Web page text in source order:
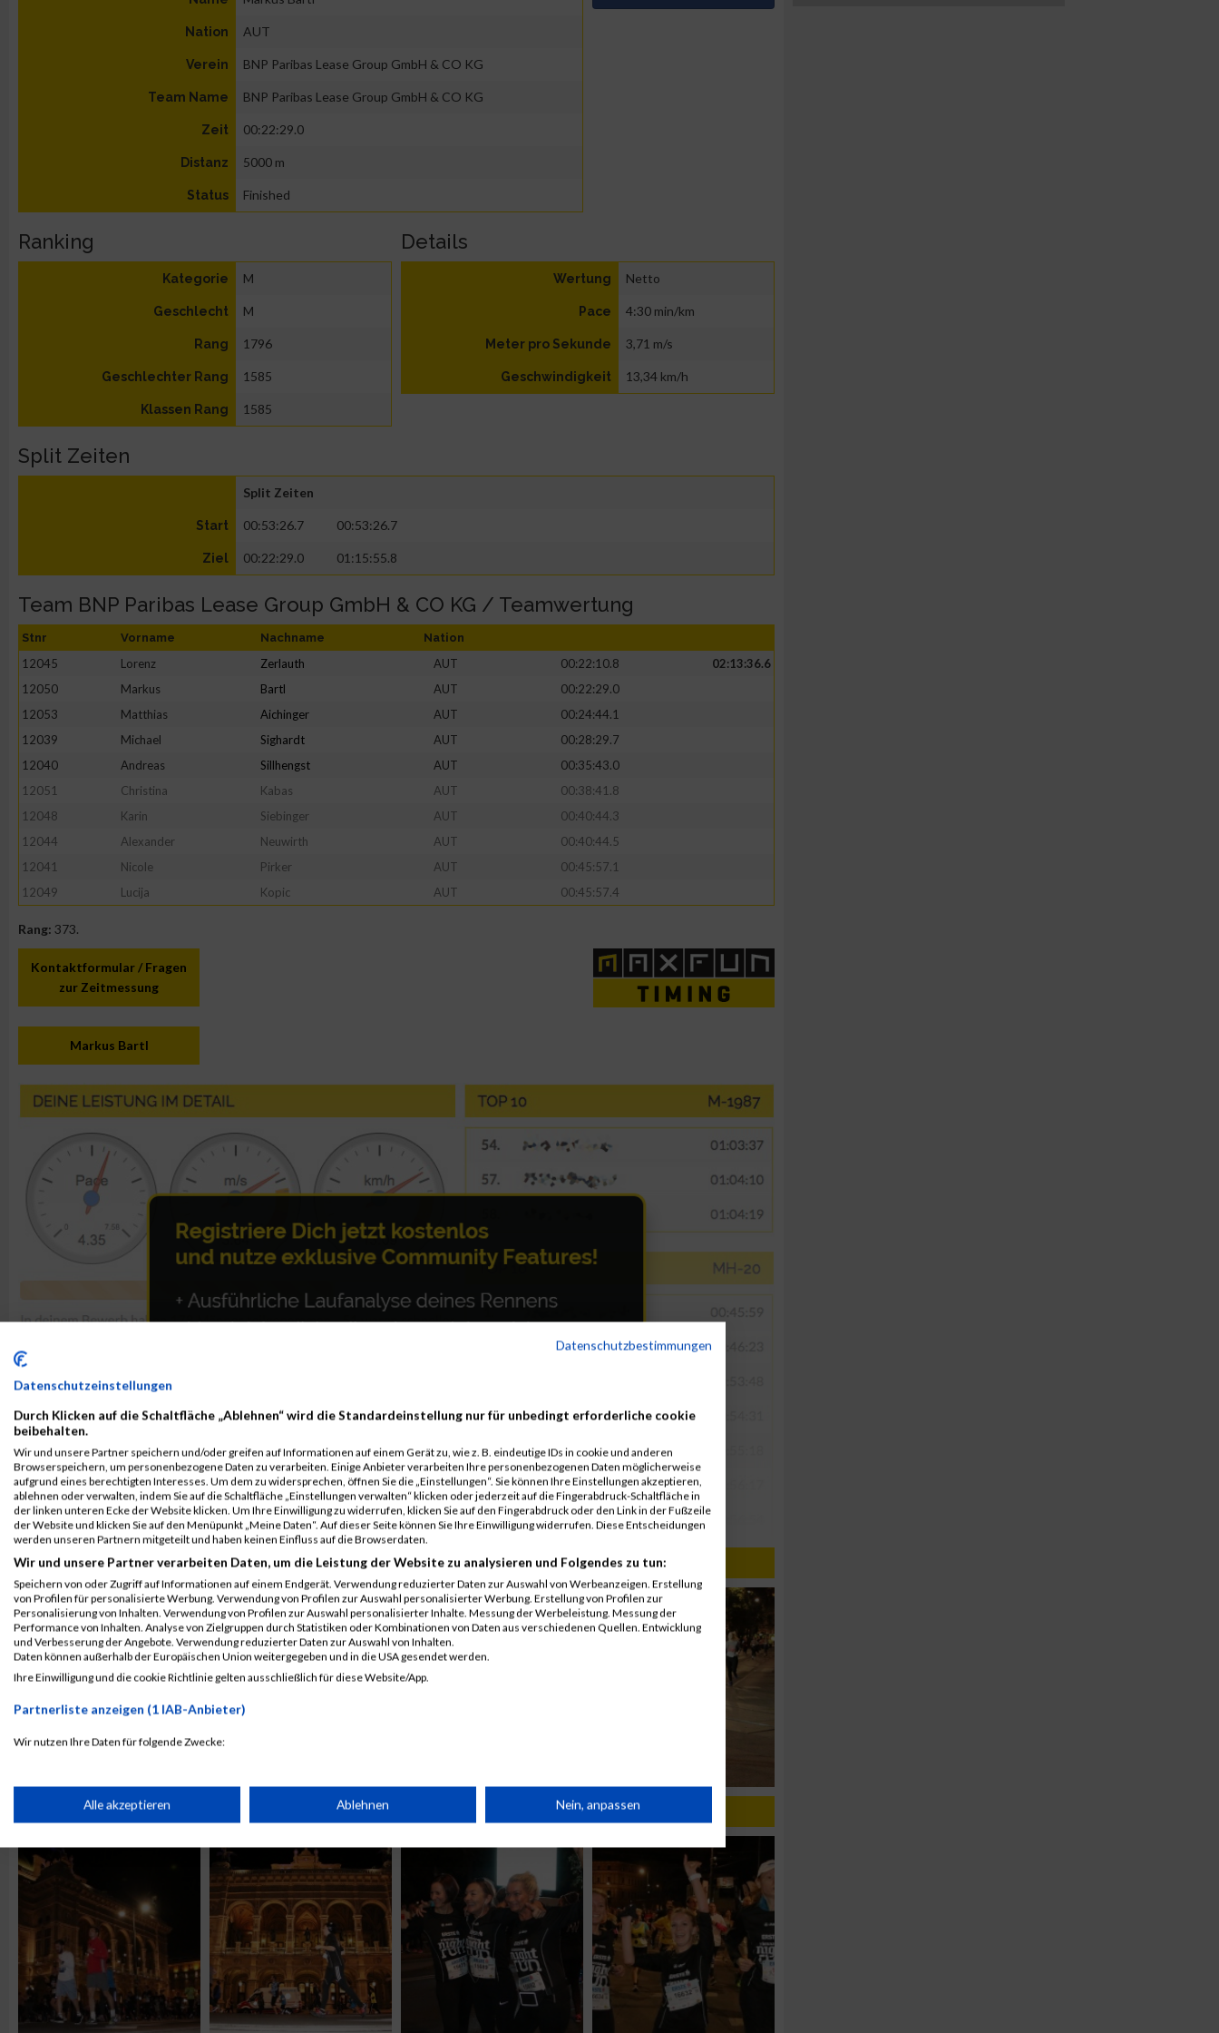
Nation AUT
Verein BNP Paribas Lease Group GmbH & CO KG
Team Name BNP Paribas Lease Group GmbH & CO KG
Zeit 00:22:29.0
Distanz 5000 m
Status Finished
Ranking
Kategorie M
Geschlecht M
Rang 1796
Geschlechter Rang 1585
Klassen Rang 1585
Details
Wertung Netto
Pace 4:30 min/km
Meter pro Sekunde 3,71 m/s
Geschwindigkeit 13,34 km/h
Split Zeiten
Split Zeiten
Start 00:53:26.7 00:53:26.7
Ziel 00:22:29.0 01:15:55.8
Team BNP Paribas Lease Group GmbH & CO KG / Teamwertung
Stnr Vorname Nachname Nation
12045 Lorenz Zerlauth AUT 00:22:10.8
02:13:36.6
12050
Markus Bartl AUT
00:22:29.0
12053
Matthias Aichinger AUT
00:24:44.1
12039
Michael Sighardt AUT
00:28:29.7
12040
Andreas Sillhengst AUT
00:35:43.0
12051
Christina Kabas AUT
00:38:41.8
12048
Karin Siebinger AUT
00:40:44.3
12044
Alexander Neuwirth AUT
00:40:44.5
12041
Nicole Pirker AUT
00:45:57.1
12049
Lucija Kopic AUT 00:45:57.4
Rang: 373.
Kontaktformular / Fragen
zur Zeitmessung
Markus Bartl
ALBUM VIENNA NIGHT RUN 2019 / 25.09.2019
ALBUM IMPRESSIONEN VIENNA NIGHT RUN / 12.09.2019
Datenschutzbestimmungen
Datenschutzeinstellungen
Durch Klicken auf die Schaltfläche „Ablehnen“ wird die Standardeinstellung nur für unbedingt erforderliche cookie
beibehalten.
Wir und unsere Partner speichern und/oder greifen auf Informationen auf einem Gerät zu, wie z. B. eindeutige IDs in cookie und anderen
Browserspeichern, um personenbezogene Daten zu verarbeiten. Einige Anbieter verarbeiten Ihre personenbezogenen Daten möglicherweise
aufgrund eines berechtigten Interesses. Um dem zu widersprechen, öffnen Sie die „Einstellungen“. Sie können Ihre Einstellungen akzeptieren,
ablehnen oder verwalten, indem Sie auf die Schaltfläche „Einstellungen verwalten“ klicken oder jederzeit auf die Fingerabdruck-Schaltfläche in
der linken unteren Ecke der Website klicken. Um Ihre Einwilligung zu widerrufen, klicken Sie auf den Fingerabdruck oder den Link in der Fußzeile
der Website und klicken Sie auf den Menüpunkt „Meine Daten“. Auf dieser Seite können Sie Ihre Einwilligung widerrufen. Diese Entscheidungen
werden unseren Partnern mitgeteilt und haben keinen Einfluss auf die Browserdaten.
Wir und unsere Partner verarbeiten Daten, um die Leistung der Website zu analysieren und Folgendes zu tun:
Speichern von oder Zugriff auf Informationen auf einem Endgerät. Verwendung reduzierter Daten zur Auswahl von Werbeanzeigen. Erstellung
von Profilen für personalisierte Werbung. Verwendung von Profilen zur Auswahl personalisierter Werbung. Erstellung von Profilen zur
Personalisierung von Inhalten. Verwendung von Profilen zur Auswahl personalisierter Inhalte. Messung der Werbeleistung. Messung der
Performance von Inhalten. Analyse von Zielgruppen durch Statistiken oder Kombinationen von Daten aus verschiedenen Quellen. Entwicklung
und Verbesserung der Angebote. Verwendung reduzierter Daten zur Auswahl von Inhalten.
Daten können außerhalb der Europäischen Union weitergegeben und in die USA gesendet werden.
Ihre Einwilligung und die cookie Richtlinie gelten ausschließlich für diese Website/App.
Partnerliste anzeigen (1 IAB-Anbieter)
Wir nutzen Ihre Daten für folgende Zwecke:
Speichern von oder Zugriff auf Informationen auf einem Endgerät
Verwendung reduzierter Daten zur Auswahl von Werbeanzeigen
Erstellung von Profilen für personalisierte Werbung
Verwendung von Profilen zur Auswahl personalisierter Werbung
Erstellung von Profilen zur Personalisierung von Inhalten
Alle akzeptieren Ablehnen Nein, anpassen